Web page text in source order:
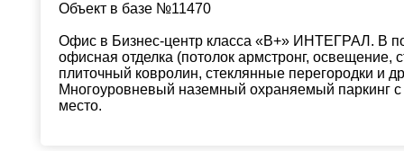
Объект в базе №11470
Офис в Бизнес-центр класса «В+» ИНТЕГРАЛ. В
офисная отделка (потолок армстронг,
плиточный ковролин, стеклянные перегородки и
Многоуровневый наземный охраняемый паркинг
место.